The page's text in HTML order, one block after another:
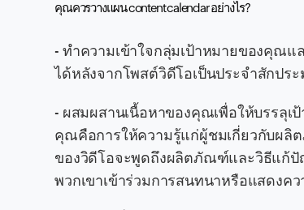
คุณควรวางแผน content calendar อย่างไร?
- ทำความเข้าใจกลุ่มเป้าหมายของคุณ
ได้หลังจากโพสต์วิดีโอเป็นประจำสักปร
- ผสมผสานเนื้อหาของคุณเพื่อให้บรรลุเ
คุณคือการให้ความรู้แก่ผู้ชมเกี่ยวกับผลิ
ของวิดีโอจะพูดถึงผลิตภัณฑ์และวิธีแก้ปั
พวกเขาเข้าร่วมการสนทนาหรือแสดงค